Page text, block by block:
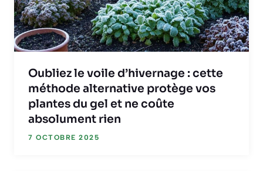
Oubliez le voile d’hivernage : cette
méthode alternative protège vos
plantes du gel et ne coûte
absolument rien
7 OCTOBRE 2025